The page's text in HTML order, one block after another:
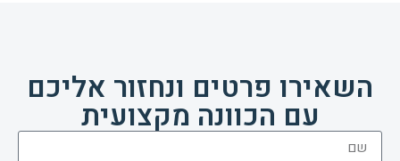
השאירו פרטים ונחזור אליכם
עם הכוונה מקצועית